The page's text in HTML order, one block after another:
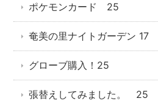
ポケモンカード 25
奄美の里ナイトガーデン 17
グローブ購入！25
張替えしてみました。 25